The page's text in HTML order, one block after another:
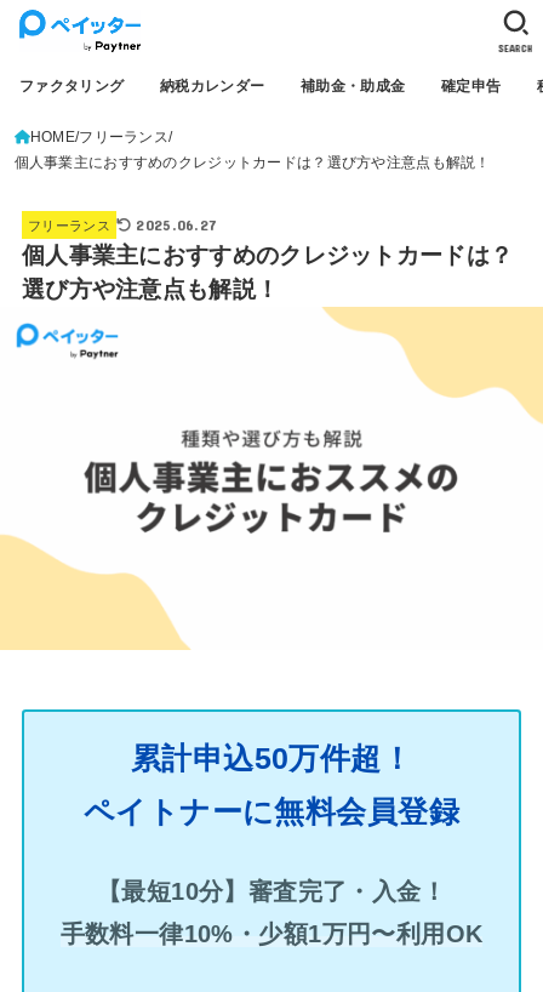
ファクタリング 納税カレンダー 補助金・助成金 確定申告
SEARCH
HOME フリーランス
個人事業主におすすめのクレジットカードは？選び方や注意点も解説！
フリーランス 2025.06.27
個人事業主におすすめのクレジットカードは？
選び方や注意点も解説！
累計申込50万件超！
ペイトナーに無料会員登録
【最短10分】審査完了・入金！
手数料一律10%・少額1万円〜利用OK